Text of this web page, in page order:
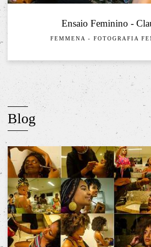
Ensaio Feminino -
FEMMENA - FOTOGRAFIA
Blog